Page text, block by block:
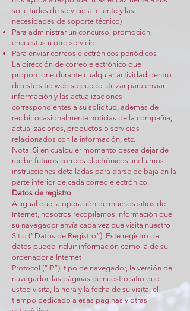
solicitudes de servicio al cliente y las
necesidades de soporte técnico)
Para administrar un concurso, promoción,
encuestas u otro servicio
Para enviar correos electrónicos periódicos
La dirección de correo electrónico que
proporcione durante cualquier actividad dentro
de este sitio web se puede utilizar para enviar
información y las actualizaciones
correspondientes a su solicitud, además de
recibir ocasionalmente noticias de la compañía,
actualizaciones, productos o servicios
relacionados con la información, etc.
Nota: Si en cualquier momento desea dejar de
recibir futuros correos electrónicos, incluimos
instrucciones detalladas para darse de baja en la
parte inferior de cada correo electrónico.
Datos de registro
Al igual que la operación de muchos sitios de
Internet, nosotros recopilamos información que
su navegador envía cada vez que visita nuestro
Sitio (“Datos de Registro”). Este registro de
datos puede incluir información como la de su
ordenador a Internet
Protocol (“IP”), tipo de navegador, la versión del
navegador, las páginas de nuestro sitio que
usted visita, la hora y la fecha de su visita, el
tiempo dedicado a esas páginas y otras